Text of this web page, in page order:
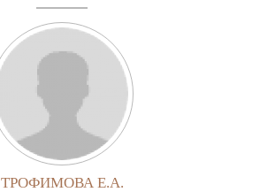
ТРОФИМОВА Е.А.